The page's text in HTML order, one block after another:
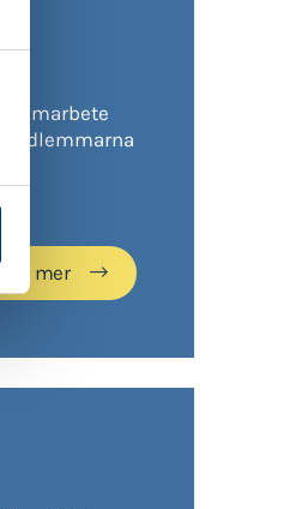
samarbete
Läs mer